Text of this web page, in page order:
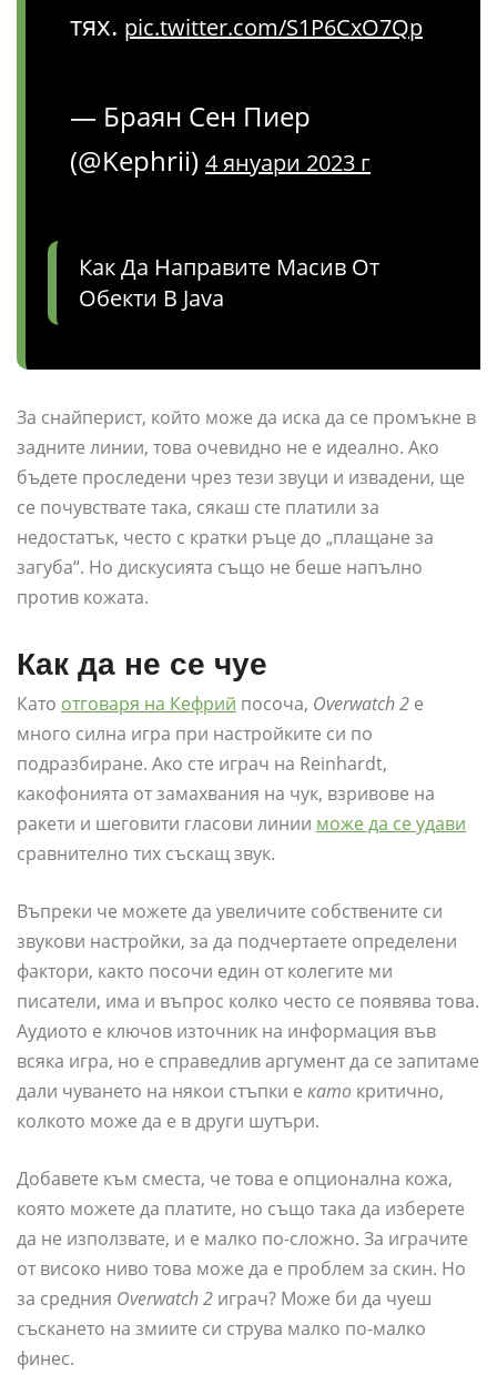
тях. pic.twitter.com/S1P6CxO7Qp
— Браян Сен Пиер
(@Kephrii) 4 януари 2023 г
Как Да Направите Масив От
Обекти В Java
За снайперист, който може да иска да се промъкне в
задните линии, това очевидно не е идеално. Ако
бъдете проследени чрез тези звуци и извадени, ще
се почувствате така, сякаш сте платили за
недостатък, често с кратки ръце до „плащане за
загуба“. Но дискусията също не беше напълно
против кожата.
Как да не се чуе
Като отговаря на Кефрий посоча, Overwatch 2 е
много силна игра при настройките си по
подразбиране. Ако сте играч на Reinhardt,
какофонията от замахвания на чук, взривове на
ракети и шеговити гласови линии може да се удави
сравнително тих съскащ звук.
Въпреки че можете да увеличите собствените си
звукови настройки, за да подчертаете определени
фактори, както посочи един от колегите ми
писатели, има и въпрос колко често се появява това.
Аудиото е ключов източник на информация във
всяка игра, но е справедлив аргумент да се запитаме
дали чуването на някои стъпки е като критично,
колкото може да е в други шутъри.
Добавете към сместа, че това е опционална кожа,
която можете да платите, но също така да изберете
да не използвате, и е малко по-сложно. За играчите
от високо ниво това може да е проблем за скин. Но
за средния Overwatch 2 играч? Може би да чуеш
съскането на змиите си струва малко по-малко
финес.